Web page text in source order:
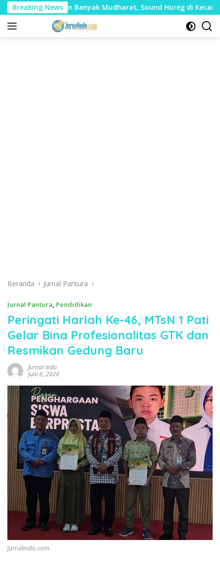
Langsung
ke
konten
Breaking News
Timbulkan Banyak Mudharat, Sound Horeg di Kecamatan
Beranda Jurnal Pantura
Jurnal Pantura, Pendidikan
Peringati Harlah Ke-46, MTsN 1 Pati
Gelar Bina Profesionalitas GTK dan
Resmikan Gedung Baru
Jurnal Indo
Juni 6, 2026
Jurnalindo.com